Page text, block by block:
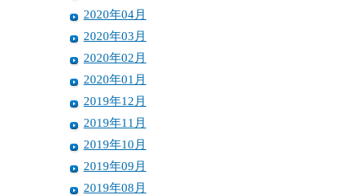
2020年04月
2020年03月
2020年02月
2020年01月
2019年12月
2019年11月
2019年10月
2019年09月
2019年08月